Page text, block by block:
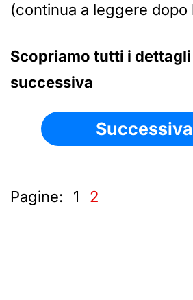
(continua a leggere dopo
Scopriamo tutti i
successiva
Successiva
Pagine: 1 2